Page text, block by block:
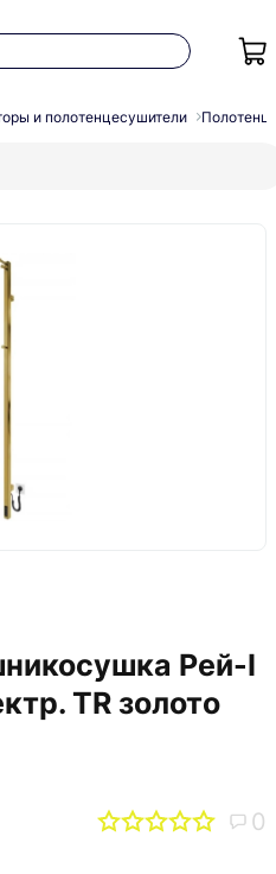
и полотенцесушители
Рей-І
TR золото
0